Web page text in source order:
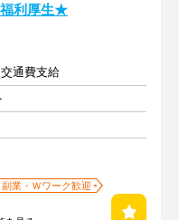
利厚生★
通費支給
副業・Ｗワーク歓迎